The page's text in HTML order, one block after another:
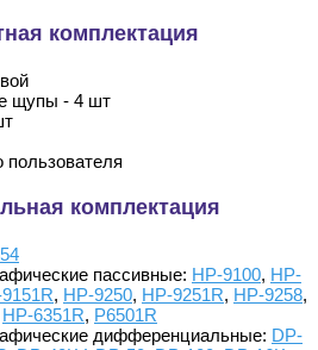
комплектация
щупы - 4 шт
пользователя
комплектация
пассивные: HP-9100, HP-
, HP-9250, HP-9251R, HP-9258,
HP-6351R, P6501R
дифференциальные: DP-